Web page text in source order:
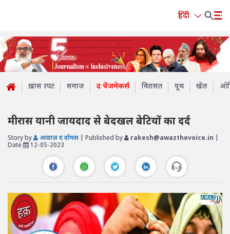
हिंदी
ख़ास रपट समाज द चेंजमेकर्स विरासत यूथ खेल
मीरास यानी जायदाद से बेदखल बेटियों का दर्द
Story by आवाज़ द वॉयस | Published by rakesh@awazthevoice.in
Date
12-05-2023